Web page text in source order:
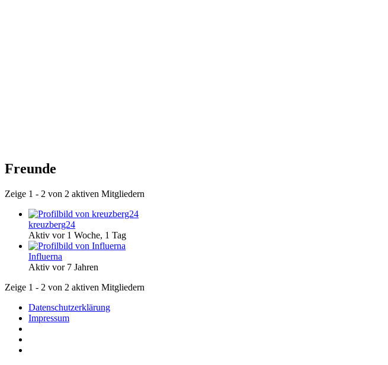
Freunde
Zeige 1 - 2 von 2 aktiven Mitgliedern
kreuzberg24
Aktiv vor 1 Woche, 1 Tag
Influerna
Aktiv vor 7 Jahren
Zeige 1 - 2 von 2 aktiven Mitgliedern
Datenschutzerklärung
Impressum